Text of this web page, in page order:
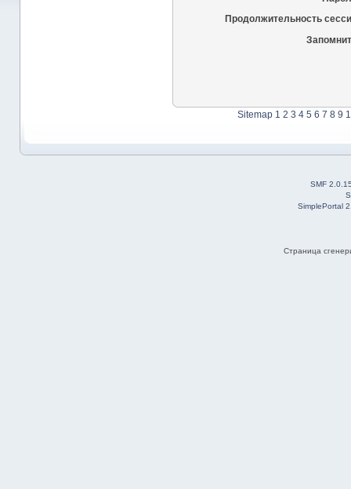
Продолжительность
Sitemap 1 2 3 4 5 6 7 8 9
SMF
SimplePortal
Страница